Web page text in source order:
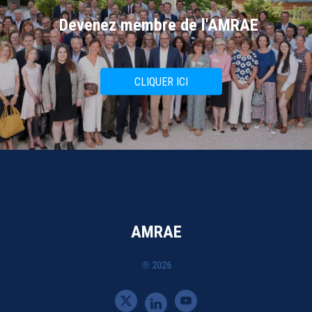
Devenez membre de l'AMRAE
CLIQUER ICI
AMRAE
® 2026